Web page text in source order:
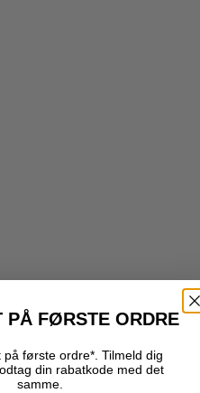
PÅ FØRSTE ORDRE
på første ordre*. Tilmeld dig
din rabatkode med det
samme.